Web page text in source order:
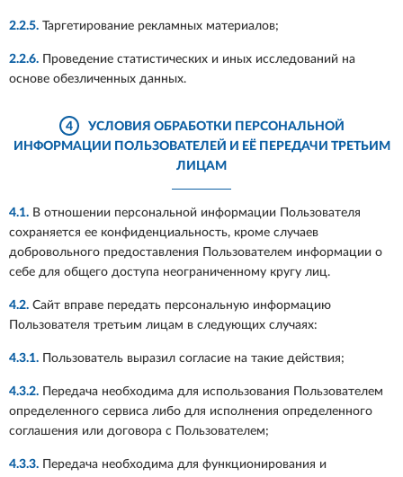
2.2.5. Таргетирование рекламных материалов;
2.2.6. Проведение статистических и иных исследований на
основе обезличенных данных.
4
УСЛОВИЯ ОБРАБОТКИ ПЕРСОНАЛЬНОЙ
ИНФОРМАЦИИ ПОЛЬЗОВАТЕЛЕЙ И ЕЁ ПЕРЕДАЧИ ТРЕТЬИМ
ЛИЦАМ
4.1. В отношении персональной информации Пользователя
сохраняется ее конфиденциальность, кроме случаев
добровольного предоставления Пользователем информации о
себе для общего доступа неограниченному кругу лиц.
4.2. Сайт вправе передать персональную информацию
Пользователя третьим лицам в следующих случаях:
4.3.1. Пользователь выразил согласие на такие действия;
4.3.2. Передача необходима для использования Пользователем
определенного сервиса либо для исполнения определенного
соглашения или договора с Пользователем;
4.3.3. Передача необходима для функционирования и